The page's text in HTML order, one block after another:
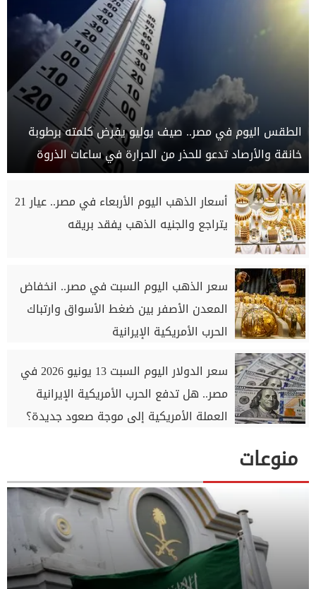
الطقس اليوم في مصر.. صيف يوليو يفرض كلمته برطوبة
خانقة والأرصاد تدعو للحذر من الحرارة في ساعات الذروة
أسعار الذهب اليوم الأربعاء في مصر.. عيار 21
يتراجع والجنيه الذهب يفقد بريقه
سعر الذهب اليوم السبت في مصر.. انخفاض
المعدن الأصفر بين ضغط الأسواق وارتباك
الحرب الأمريكية الإيرانية
سعر الدولار اليوم السبت 13 يونيو 2026 في
مصر.. هل تدفع الحرب الأمريكية الإيرانية
العملة الأمريكية إلى موجة صعود جديدة؟
منوعات